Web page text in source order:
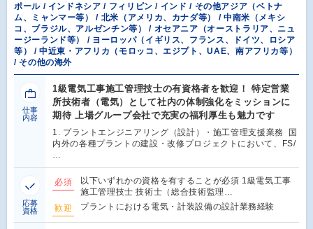
ポール / インドネシア / フィリピン / インド / その他アジア（ベトナ
ム、ミャンマー等） / 北米（アメリカ、カナダ等） / 中南米（メキシ
コ、ブラジル、アルゼンチン等） / オセアニア（オーストラリア、ニュ
ージーランド等） / ヨーロッパ（イギリス、フランス、ドイツ、ロシア
等） / 中近東・アフリカ（モロッコ、エジプト、UAE、南アフリカ等）
/ その他の海外
仕事
内容
1級電気工事施工管理技士の有資格者を歓迎！ 特定営業
所技術者（電気）として社内の体制強化をミッションに
期待 上場グループ会社で充実の福利厚生も魅力です
1. プラントエンジニアリング（設計）・施工管理支援業務 国
内外の各種プラントの建設・改修プロジェクトにおいて、FS/
…
応募
資格
必須
以下いずれかの資格を有することが必須 1級電気工事
施工管理技士 技術士（総合技術監理…
歓迎
プラントにおける電気・計装設備の設計業務経験